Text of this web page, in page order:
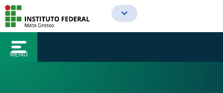
conteúdo
para
conteúdo
MENU